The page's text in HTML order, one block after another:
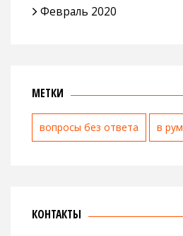
Февраль 2020
МЕТКИ
вопросы без ответа в рум
КОНТАКТЫ